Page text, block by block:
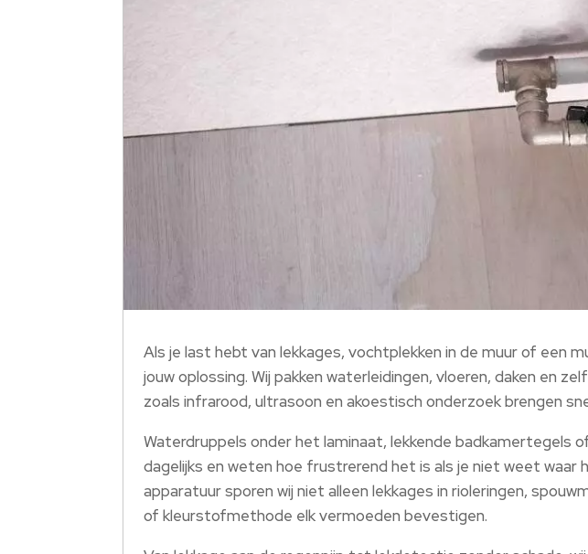
Als je last hebt van lekkages, vochtplekken in de muur of een
jouw oplossing.​ Wij pakken waterleidingen, vloeren, daken en
zoals infrarood, ultrasoon en akoestisch onderzoek brengen
Waterdruppels onder het laminaat, lekkende badkamertegels
dagelijks en weten hoe frustrerend het is als je niet weet
apparatuur sporen wij niet alleen lekkages in rioleringen,
of kleurstofmethode elk vermoeden bevestigen.​